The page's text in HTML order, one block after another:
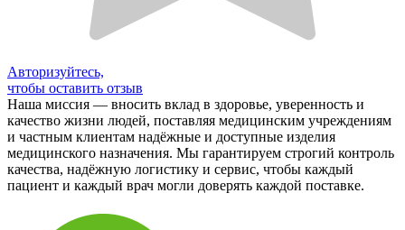
Авторизуйтесь,
чтобы оставить отзыв
Наша миссия — вносить вклад в здоровье, уверенность и
качество жизни людей, поставляя медицинским учреждениям
и частным клиентам надёжные и доступные изделия
медицинского назначения. Мы гарантируем строгий контроль
качества, надёжную логистику и сервис, чтобы каждый
пациент и каждый врач могли доверять каждой поставке.